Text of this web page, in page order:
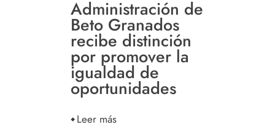
Administración de
Beto Granados
recibe distinción
por promover la
igualdad de
oportunidades
Leer más